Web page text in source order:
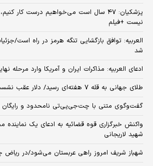
پزشکیان: ۴۷ سال است می‌خواهیم درست کار
نیست +فیلم
شد
ادعای العربیه: مذاکرات ایران و آمریکا وارد مرحله
طلای جهانی به قله ۷ هفته‌ای رسید/ دلار عقب نشست، فلز زرد صعود کرد
گفت‌وگوی متنی با چت‌جی‌پی‌تی نامحدود و رایگان
واکنش خبرگزاری قوه قضائیه به ادعای یک نماینده
شهید لاریجانی
شهباز شریف امروز راهی عربستان می‌شود/در